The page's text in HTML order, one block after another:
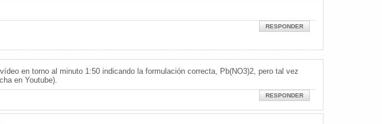
RESPONDER
en torno al minuto 1:50 indicando la formulación correcta, Pb(NO3)2, pero tal vez
en Youtube).
RESPONDER